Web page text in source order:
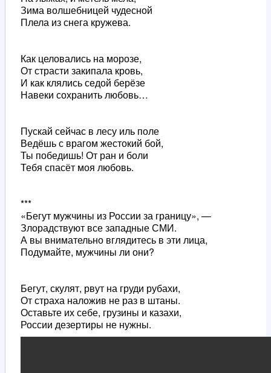
Зима волшебницей чудесной
Плела из снега кружева.
Как целовались на морозе,
От страсти закипала кровь,
И как клялись седой берёзе
Навеки сохранить любовь…
Пускай сейчас в лесу иль поле
Ведёшь с врагом жестокий бой,
Ты победишь! От ран и боли
Тебя спасёт моя любовь.
***
«Бегут мужчины из России за границу», —
Злорадствуют все западные СМИ.
А вы внимательно вглядитесь в эти лица,
Подумайте, мужчины ли они?
Бегут, скулят, рвут на груди рубахи,
От страха наложив не раз в штаны.
Оставьте их себе, грузины и казахи,
России дезертиры не нужны.